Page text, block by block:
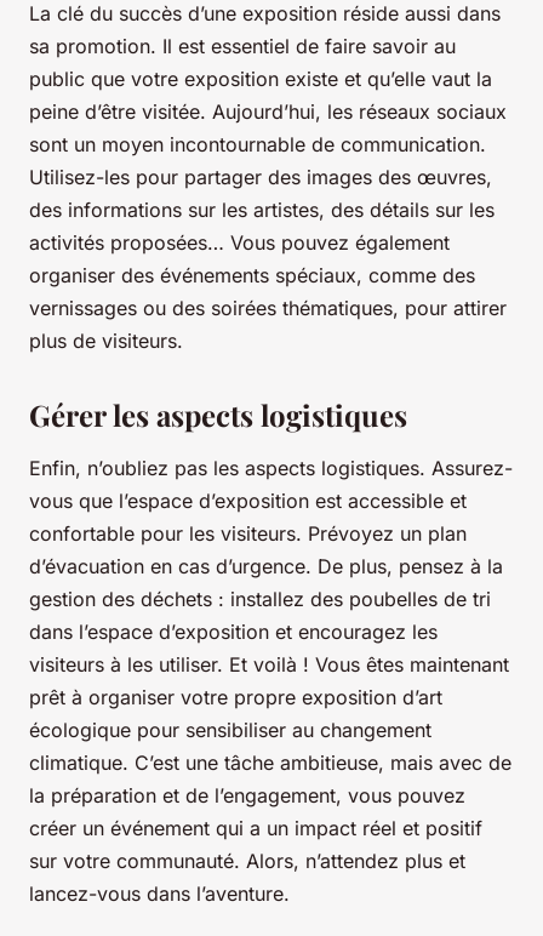
La clé du succès d’une exposition réside aussi dans
sa promotion. Il est essentiel de faire savoir au
public que votre exposition existe et qu’elle vaut la
peine d’être visitée. Aujourd’hui, les réseaux sociaux
sont un moyen incontournable de communication.
Utilisez-les pour partager des images des œuvres,
des informations sur les artistes, des détails sur les
activités proposées… Vous pouvez également
organiser des événements spéciaux, comme des
vernissages ou des soirées thématiques, pour attirer
plus de visiteurs.
Gérer les aspects logistiques
Enfin, n’oubliez pas les aspects logistiques. Assurez-
vous que l’espace d’exposition est accessible et
confortable pour les visiteurs. Prévoyez un plan
d’évacuation en cas d’urgence. De plus, pensez à la
gestion des déchets : installez des poubelles de tri
dans l’espace d’exposition et encouragez les
visiteurs à les utiliser. Et voilà ! Vous êtes maintenant
prêt à organiser votre propre exposition d’art
écologique pour sensibiliser au changement
climatique. C’est une tâche ambitieuse, mais avec de
la préparation et de l’engagement, vous pouvez
créer un événement qui a un impact réel et positif
sur votre communauté. Alors, n’attendez plus et
lancez-vous dans l’aventure.